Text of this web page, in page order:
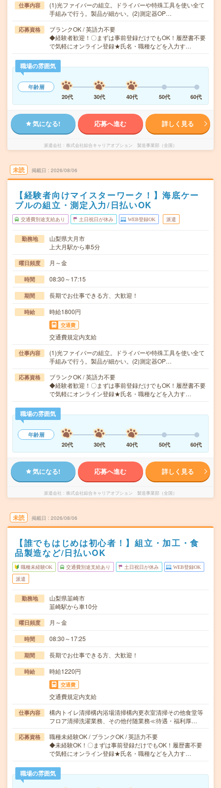
仕事内容
(1)光ファイバーの組立。ドライバーや特殊工具を使い全て
手組みで行う。製品が細かい。(2)測定器OP…
応募資格
ブランクOK / 英語力不要
◆経験者歓迎！〇まずは事前登録だけでもOK！履歴書不要
で気軽にオンライン登録★氏名・職種などを入力す…
職場の雰囲気
年齢層
20代
30代 40代 50代 60代
気になる! 応募へ進む 詳しく見る
派遣会社 株式会社綜合キャリアオプション 製造事業部（全国）
未読 掲載日 2026/08/06
【経験者向けマイスターワーク！】海底ケー
ブルの組立・測定入力/日払いOK
交通費別途支給あり 土日祝日が休み WEB登録OK 派遣
勤務地
山梨県大月市
上大月駅から車5分
曜日頻度 月～金
時間 08:30～17:15
期間 長期でお仕事できる方、大歓迎！
時給 時給1800円
交通費
交通費規定内支給
仕事内容
(1)光ファイバーの組立。ドライバーや特殊工具を使い全て
手組みで行う。製品が細かい。(2)測定器OP…
応募資格
ブランクOK / 英語力不要
◆経験者歓迎！〇まずは事前登録だけでもOK！履歴書不要
で気軽にオンライン登録★氏名・職種などを入力す…
職場の雰囲気
年齢層
20代
30代 40代 50代 60代
気になる! 応募へ進む 詳しく見る
派遣会社 株式会社綜合キャリアオプション 製造事業部（全国）
未読 掲載日 2026/08/06
【誰でもはじめは初心者！】組立・加工・食
品製造など/日払いOK
職種未経験OK 交通費別途支給あり 土日祝日が休み WEB登録OK
派遣
勤務地
山梨県韮崎市
韮崎駅から車10分
曜日頻度 月～金
時間 08:30～17:25
期間 長期でお仕事できる方、大歓迎！
時給 時給1220円
交通費
交通費規定内支給
仕事内容
構内トイレ清掃構内浴場清掃構内更衣室清掃その他食堂等
フロア清掃洗濯業務、その他付随業務≪待遇・福利厚…
応募資格
職種未経験OK / ブランクOK / 英語力不要
◆未経験OK！〇まずは事前登録だけでもOK！履歴書不要
で気軽にオンライン登録★氏名・職種などを入力す…
職場の雰囲気